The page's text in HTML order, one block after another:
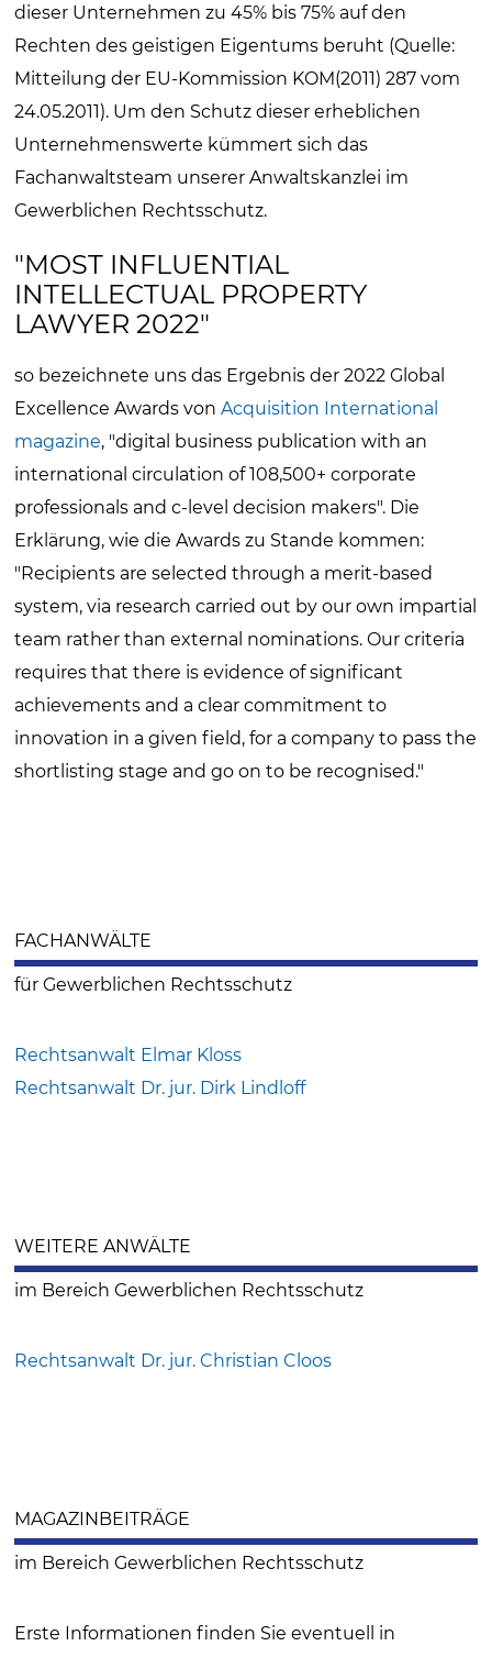
dieser Unternehmen zu 45% bis 75% auf den
Rechten des geistigen Eigentums beruht (Quelle:
Mitteilung der EU-Kommission KOM(2011) 287 vom
24.05.2011). Um den Schutz dieser erheblichen
Unternehmenswerte kümmert sich das
Fachanwaltsteam unserer Anwaltskanzlei im
Gewerblichen Rechtsschutz.
"MOST INFLUENTIAL
INTELLECTUAL PROPERTY
LAWYER 2022"
so bezeichnete uns das Ergebnis der 2022 Global
Excellence Awards vonAcquisition International
magazine, "digital business publication with an
international circulation of 108,500+ corporate
professionals and c-level decision makers". Die
Erklärung, wie die Awards zu Stande kommen:
"Recipients are selected through a merit-based
system, via research carried out by our own impartial
team rather than external nominations. Our criteria
requires that there is evidence of significant
achievements and a clear commitment to
innovation in a given field, for a company to pass the
shortlisting stage and go on to be recognised."
FACHANWÄLTE
für Gewerblichen Rechtsschutz
Rechtsanwalt Elmar Kloss
Rechtsanwalt Dr. jur. Dirk Lindloff
WEITERE ANWÄLTE
im Bereich Gewerblichen Rechtsschutz
Rechtsanwalt Dr. jur. Christian Cloos
MAGAZINBEITRÄGE
im Bereich Gewerblichen Rechtsschutz
Erste Informationen finden Sie eventuell in